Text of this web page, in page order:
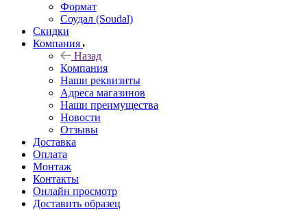
Формат
Соудал (Soudal)
Скидки
Компания
Назад
Компания
Наши реквизиты
Адреса магазинов
Наши преимущества
Новости
Отзывы
Доставка
Оплата
Монтаж
Контакты
Онлайн просмотр
Доставить образец